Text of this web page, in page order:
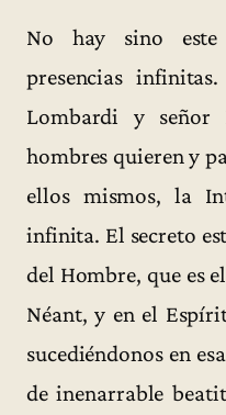
No hay sino
presencias
Lombardi y
hombres quieren y
ellos mismos, la
infinita. El secreto
del Hombre, que es
Néant, y en el
sucediéndonos en
de inenarrable